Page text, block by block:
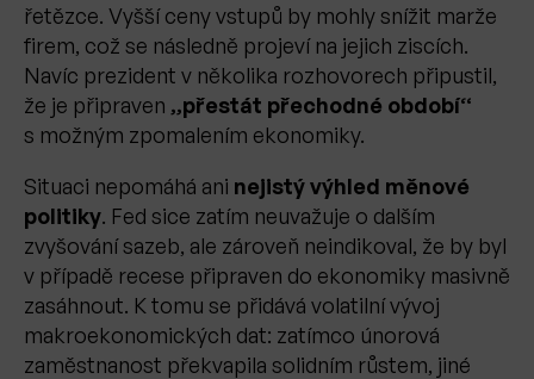
řetězce. Vyšší ceny vstupů by mohly snížit marže
firem, což se následně projeví na jejich ziscích.
Navíc prezident v několika rozhovorech připustil,
že je připraven „přestát přechodné období“
s možným zpomalením ekonomiky.
Situaci nepomáhá ani nejistý výhled měnové
politiky. Fed sice zatím neuvažuje o dalším
zvyšování sazeb, ale zároveň neindikoval, že by byl
v případě recese připraven do ekonomiky masivně
zasáhnout. K tomu se přidává volatilní vývoj
makroekonomických dat: zatímco únorová
zaměstnanost překvapila solidním růstem, jiné